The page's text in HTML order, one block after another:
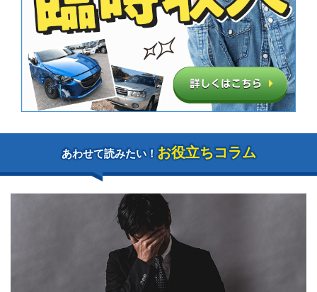
あわせて読みたい！ お役立ちコラム